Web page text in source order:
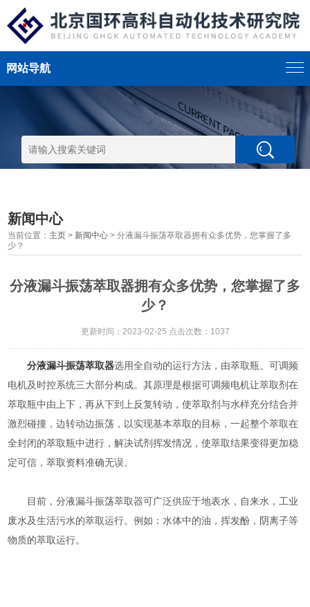
网站导航
新闻中心
当前位置： 主页 > 新闻中心 > 分液漏斗振荡萃取器拥有众多优势，您掌握了多
少？
分液漏斗振荡萃取器拥有众多优势，您掌握了多
少？
更新时间：2023-02-25 点击次数：1037
分液漏斗振荡萃取器选用全自动的运行方法，由萃取瓶、可调频
电机及时控系统三大部分构成。其原理是根据可调频电机让萃取剂在
萃取瓶中由上下，再从下到上反复转动，使萃取剂与水样充分结合并
激烈碰撞，边转动边振荡，以实现基本萃取的目标，一起整个萃取在
全封闭的萃取瓶中进行，解决试剂挥发情况，使萃取结果变得更加稳
定可信，萃取资料准确无误。
目前，分液漏斗振荡萃取器可广泛供应于地表水，自来水，工业
废水及生活污水的萃取运行。例如：水体中的油，挥发酚，阴离子等
物质的萃取运行。